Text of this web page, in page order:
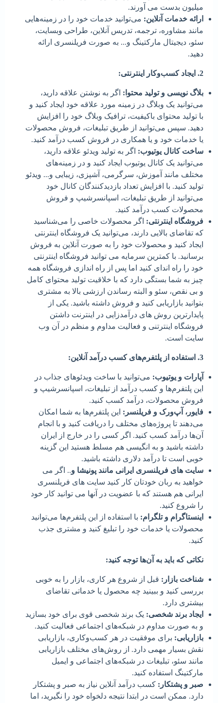
میلیون بدست می آورند.
ارائه خدمات آنلاین: می‌توانید خدمات خود را در زمینه‌هایی
مانند مشاوره، ترجمه، تدریس آنلاین، طراحی وبسایت،
سئو، دیجیتال مارکتینگ و... به صورت فریلنسری ارائه
دهید.
2. ایجاد کسب‌وکار اینترنتی:
بلاگ نویسی و تولید محتوا: اگر به نوشتن علاقه دارید،
می‌توانید یک وبلاگ در زمینه مورد علاقه خود ایجاد کنید و
با تولید محتوای باکیفیت، ترافیک وبلاگ خود را افزایش
دهید. سپس می‌توانید از طریق تبلیغات، فروش محصولات
یا خدمات خود و یا همکاری در فروش کسب درآمد کنید.
ساخت کانال یوتیوب: اگر به تولید ویدئو علاقه دارید،
می‌توانید یک کانال یوتیوب ایجاد کنید و در زمینه‌های
مختلف مانند آموزش، سرگرمی، آشپزی، زیبایی و... ویدئو
تولید کنید. با افزایش تعداد بازدیدکنندگان کانال خود
می‌توانید از طریق تبلیغات، اسپانسرشیپ و فروش
محصولات کسب درآمد کنید.
فروشگاه اینترنتی: اگر محصولات خاصی را می‌شناسید
که تقاضای بالایی دارند، می‌توانید یک فروشگاه اینترنتی
ایجاد کنید و محصولات خود را به صورت آنلاین به فروش
برسانید. با کمترین سرمایه می توانید فروشگاه اینترنتی
خود را راه اندای کنید اما پس از راه اندازی فروشگاه همه
چیز به شما بستگی دارد که با خلاقیت تولید محتوای کامل
و بی نقص، سئو و البته رساندن ارزشی بالا به مشتری
بتوانید بازاریابی کنید و فروش داشته باشید. یکی از
پایدارترین روش های درآمدزایی در اینترنت داشتن
فروشگاه اینترتنی و فعالیت مداوم و منظم در آن وب
سایت است.
3. استفاده از پلتفرم‌های کسب درآمد آنلاین:
آپارات و یوتیوب: می‌توانید با ساخت ویدئوهای جذاب در
این پلتفرم‌ها و کسب درآمد از تبلیغات، اسپانسرشیپ و
فروش محصولات، درآمد کسب کنید.
فایور، آپ‌ورک و فریلنسر: این پلتفرم‌ها به شما امکان
می‌دهند تا پروژه‌های مختلف را دریافت کنید و با انجام
آن‌ها درآمد کسب کنید. اگر کسی را در خارج از ایران
داشته باشید و به انگیسی هم مسلط هستید این گزینه
خوبی است تا درآمد دلاری داشته باشید.
سایت های فریلنسری ایرانی مانند پونیشا و.. اگر می
خواهید به ربان خودتان کار کنید سایت های فریلنسری
ایرانی هم هستند که با عضویت در آنها می توانید کار خود
را شروع کنید.
اینستاگرام و تلگرام: با استفاده از این پلتفرم‌ها می‌توانید
محصولات یا خدمات خود را تبلیغ کنید و مشتری جذب
کنید.
نکاتی که باید به آن‌ها توجه کنید:
شناخت بازار: قبل از شروع هر کاری، بازار را به خوبی
بررسی کنید و ببینید چه محصول یا خدماتی تقاضای
بیشتری دارد.
ایجاد برند شخصی: یک برند شخصی قوی برای خود بسازید
و به صورت مداوم در شبکه‌های اجتماعی فعالیت کنید.
بازاریابی: برای موفقیت در هر کسب‌وکاری، بازاریابی
نقش بسیار مهمی دارد. از روش‌های مختلف بازاریابی
مانند سئو، تبلیغات در شبکه‌های اجتماعی و ایمیل
مارکتینگ استفاده کنید.
صبر و پشتکار: کسب درآمد آنلاین نیاز به صبر و پشتکار
دارد. ممکن است در ابتدا نتیجه دلخواه خود را نگیرید، اما